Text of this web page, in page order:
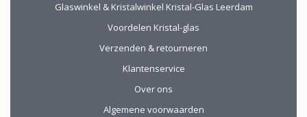
van ver kwamen
werd de aangeboden
gewaardeerd.
Glaswinkel & Kristalwinkel Kristal-Glas Leerdam
Voordelen Kristal-glas
Verzenden & retourneren
Klantenservice
Over ons
Algemene voorwaarden